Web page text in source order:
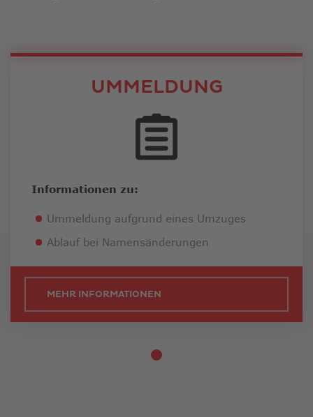
UMMELDUNG
Informationen zu:
Ummeldung aufgrund eines Umzuges
Ablauf bei Namensänderungen
MEHR INFORMATIONEN